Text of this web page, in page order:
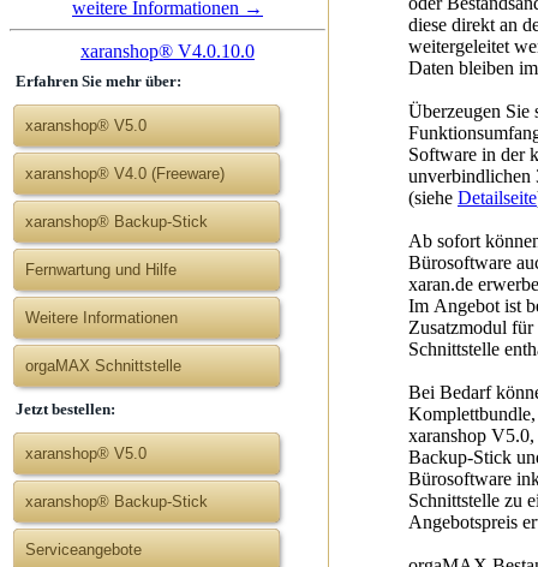
weitere Informationen →
xaranshop® V4.0.10.0
Erfahren Sie mehr über:
xaranshop® V5.0
xaranshop® V4.0 (Freeware)
xaranshop® Backup-Stick
Fernwartung und Hilfe
Weitere Informationen
orgaMAX Schnittstelle
Jetzt bestellen:
xaranshop® V5.0
xaranshop® Backup-Stick
Serviceangebote
diese direkt an
weitergeleitet
Daten bleiben
Überzeugen Sie
Software in der
unverbindlichen
(siehe Detailseite
Ab sofort
Bürosoftware
xaran.de
Im Angebot ist
Zusatzmodul für
Schnittstelle
Bei Bedarf
Komplettbundle,
xaranshop V5.0,
Backup-Stick
Bürosoftware
Schnittstelle zu
Angebotspreis